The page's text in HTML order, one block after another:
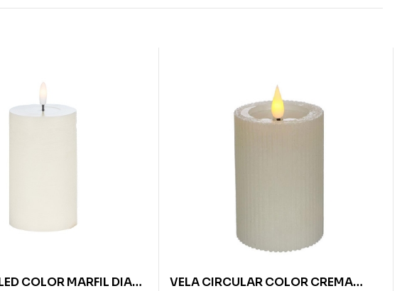
COLOR MARFIL DIAM
VELA CIRCULAR COLOR CREMA